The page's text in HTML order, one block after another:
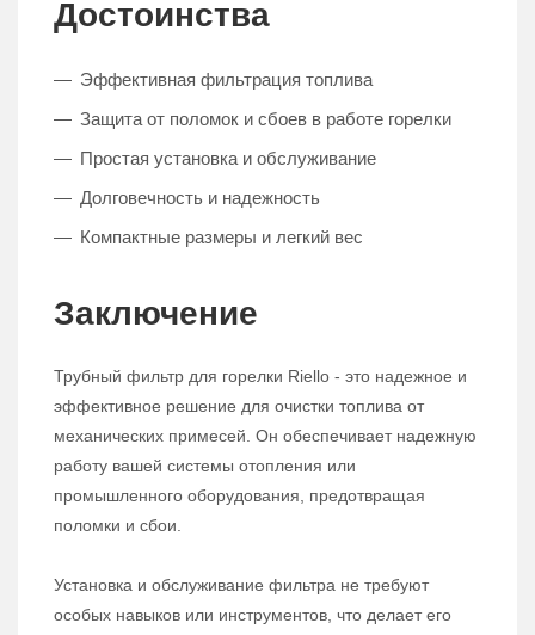
Достоинства
Эффективная фильтрация топлива
Защита от поломок и сбоев в работе горелки
Простая установка и обслуживание
Долговечность и надежность
Компактные размеры и легкий вес
Заключение
Трубный фильтр для горелки Riello - это надежное и
эффективное решение для очистки топлива от
механических примесей. Он обеспечивает надежную
работу вашей системы отопления или
промышленного оборудования, предотвращая
поломки и сбои.
Установка и обслуживание фильтра не требуют
особых навыков или инструментов, что делает его